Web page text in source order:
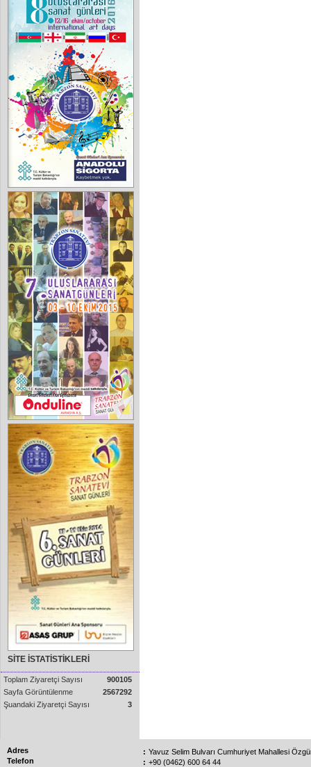
SİTE İSTATİSTİKLERİ
Toplam Ziyaretçi Sayısı
900105
Sayfa Görüntülenme
2567292
Şuandaki Ziyaretçi Sayısı
3
Adres : Yavuz Selim Bulvarı Cumhuriyet Mahallesi
Telefon
: +90 (0462) 600 64 44